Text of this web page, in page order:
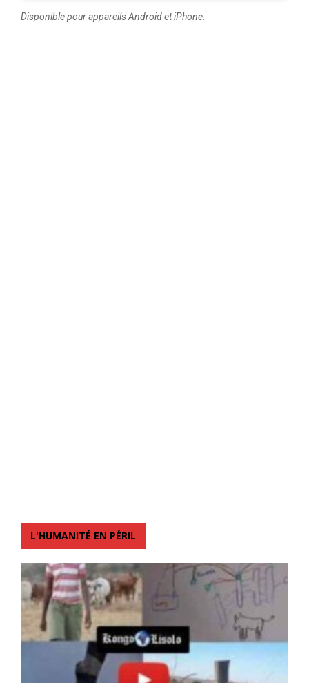
Disponible pour appareils Android et iPhone.
L'HUMANITÉ EN PÉRIL